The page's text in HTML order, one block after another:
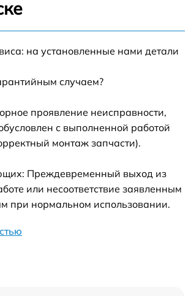
на установленные нами детали
случаем?
проявление неисправности,
с выполненной работой
монтаж запчасти).
Преждевременный выход из
или несоответствие заявленным
при нормальном использовании.